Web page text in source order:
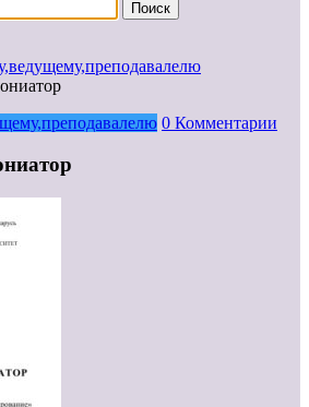
0 Комментарии